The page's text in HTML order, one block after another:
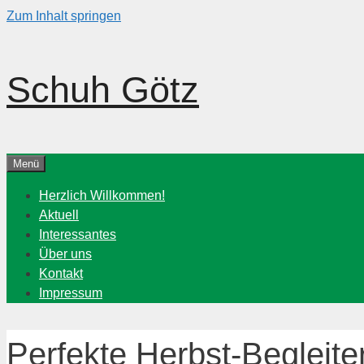
Zum Inhalt springen
Schuh Götz
Menü
Herzlich Willkommen!
Aktuell
Interessantes
Über uns
Kontakt
Impressum
Perfekte Herbst-